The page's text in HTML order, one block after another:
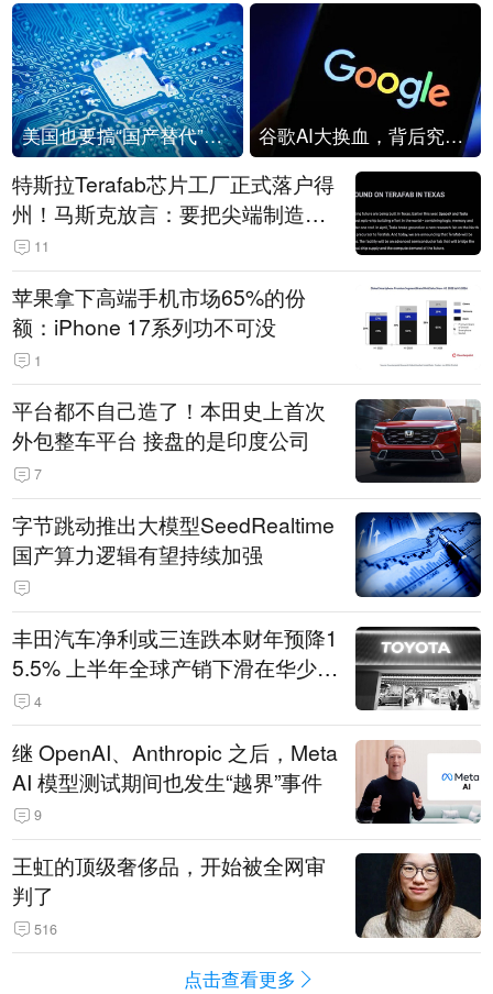
美国也要搞“国产替代”？先算清三笔账 谷歌AI大换血，背后究竟发生了什么？
特斯拉Terafab芯片工厂正式落户得
州！马斯克放言：要把尖端制造带
回美国
11
苹果拿下高端手机市场65%的份
额：iPhone 17系列功不可没
1
平台都不自己造了！本田史上首次
外包整车平台 接盘的是印度公司
7
字节跳动推出大模型SeedRealtime
国产算力逻辑有望持续加强
丰田汽车净利或三连跌本财年预降1
5.5% 上半年全球产销下滑在华少卖
14.3万辆
4
继 OpenAI、Anthropic 之后，Meta
AI 模型测试期间也发生“越界”事件
9
王虹的顶级奢侈品，开始被全网审
判了
516
点击查看更多